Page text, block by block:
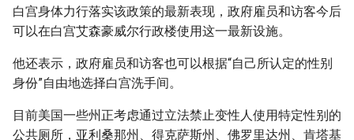
白宫身体力行落实该政策的最新表现，政府雇员和访客今后
可以在白宫艾森豪威尔行政楼使用这一最新设施。
他还表示，政府雇员和访客也可以根据“自己所认定的性别
身份”自由地选择白宫洗手间。
目前美国一些州正考虑通过立法禁止变性人使用特定性别的
公共厕所，亚利桑那州、得克萨斯州、佛罗里达州、肯塔基